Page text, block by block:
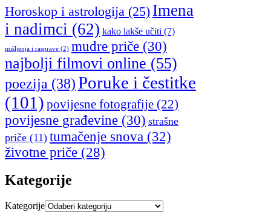
Horoskop i astrologija (25) Imena
i nadimci (62) kako lakše učiti (7)
mišljenja i rasprave (2) mudre priče (30)
najbolji filmovi online (55)
poezija (38)Poruke i čestitke
(101) povijesne fotografije (22)
povijesne građevine (30) strašne
priče (11) tumačenje snova (32)
životne priče (28)
Kategorije
Kategorije